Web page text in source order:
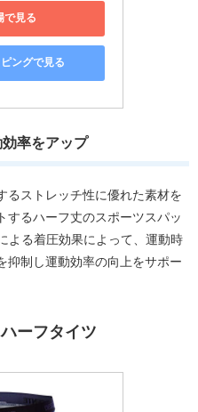
で見る
ングで見る
率をアップ
るストレッチ性に優れた素材を
するハーフ丈のスポーツスパッ
よる着圧効果によって、運動時
抑制し運動効率の向上をサポー
ーフタイツ